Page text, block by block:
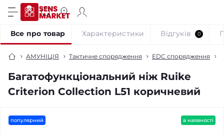
АМУНІЦІЯ Тактичне спорядження EDC спорядження
Багатофункціональний ніж Ruike
Criterion Collection L51 коричневий
Все про товар Характеристики Відгуків 0
популярний в наявності